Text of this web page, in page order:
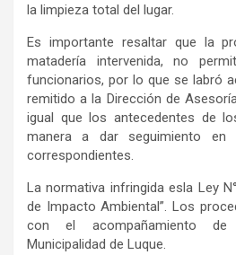
la limpieza total del lugar.
Es importante resaltar que la
matadería intervenida, no
funcionarios, por lo que se labró
remitido a la Dirección de
igual que los antecedentes de
manera a dar seguimiento en
correspondientes.
La normativa infringida esla Ley
de Impacto Ambiental”. Los
con el acompañamiento
Municipalidad de Luque.